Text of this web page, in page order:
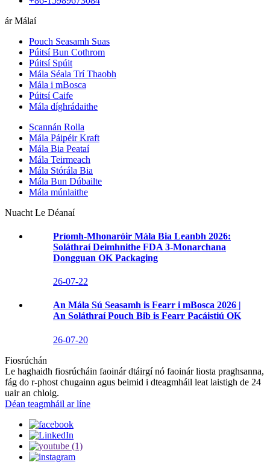
ár Málaí
Pouch Seasamh Suas
Púitsí Bun Cothrom
Púitsí Spúit
Mála Séala Trí Thaobh
Mála i mBosca
Púitsí Caife
Mála díghrádaithe
Scannán Rolla
Mála Páipéir Kraft
Mála Bia Peataí
Mála Teirmeach
Mála Stórála Bia
Mála Bun Dúbailte
Mála múnlaithe
Nuacht Le Déanaí
Príomh-Mhonaróir Mála Bia Leanbh 2026:
Soláthraí Deimhnithe FDA 3-Monarchana
Dongguan OK Packaging
26-07-22
An Mála Sú Seasamh is Fearr i mBosca 2026 |
An Soláthraí Pouch Bib is Fearr Pacáistiú OK
26-07-20
Fiosrúchán
Le haghaidh fiosrúcháin faoinár dtáirgí nó faoinár liosta praghsanna,
fág do r-phost chugainn agus beimid i dteagmháil leat laistigh de 24
uair an chloig.
Déan teagmháil ar líne